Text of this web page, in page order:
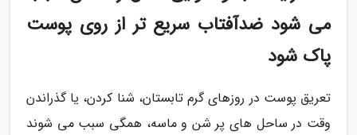
می شود ضدآفتاب سریع تر از روی پوست
پاک شود
تعریق پوست در روزهای گرم تابستان، شنا کردن، یا گذراندن
وقت در ساحل های پر شن و ماسه، همگی سبب می شوند